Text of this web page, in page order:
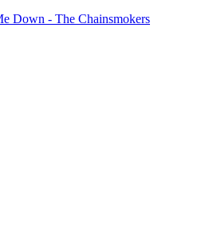
Down - The Chainsmokers